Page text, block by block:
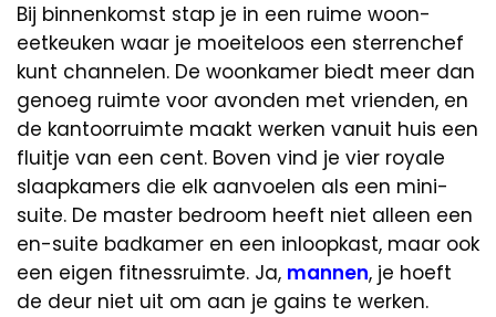
Bij binnenkomst stap je in een ruime woon-
eetkeuken waar je moeiteloos een sterrenchef
kunt channelen. De woonkamer biedt meer dan
genoeg ruimte voor avonden met vrienden, en
de kantoorruimte maakt werken vanuit huis een
fluitje van een cent. Boven vind je vier royale
slaapkamers die elk aanvoelen als een mini-
suite. De master bedroom heeft niet alleen een
en-suite badkamer en een inloopkast, maar ook
een eigen fitnessruimte. Ja, mannen, je hoeft
de deur niet uit om aan je gains te werken.